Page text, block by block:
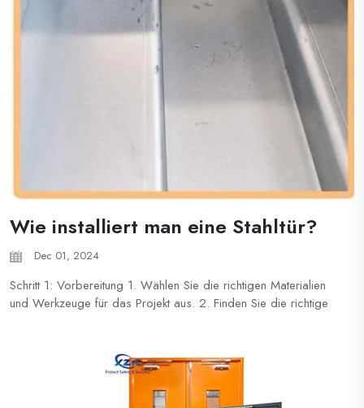
Wie installiert man eine Stahltür?
Dec 01, 2024
Schritt 1: Vorbereitung 1. Wählen Sie die richtigen Materialien
und Werkzeuge für das Projekt aus. 2. Finden Sie die richtige
Etikett geschrieben, auf dem oberen oder unteren Profil notiert
oder auf der Scharnierstelle gedruckt sein...